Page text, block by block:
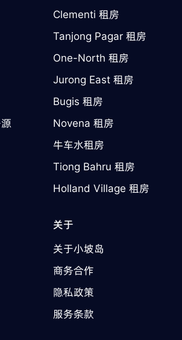
Clementi 租房
Tanjong Pagar 租房
One-North 租房
Jurong East 租房
Bugis 租房
Novena 租房
牛车水租房
Tiong Bahru 租房
Holland Village 租房
关于
关于小坡岛
商务合作
隐私政策
服务条款